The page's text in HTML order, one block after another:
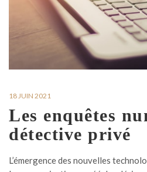
18 JUIN 2021
Les enquêtes
détective privé
L’émergence des nouvelles